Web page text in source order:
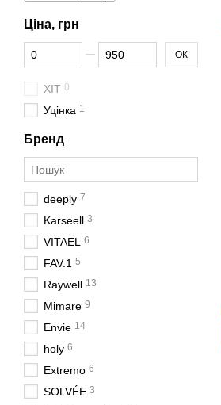
Ціна, грн
Від Ціна, грн
До Ціна, грн ОК
ХІТ 0
Уцінка 1
Бренд
deeply 7
Karseell 3
VITAEL 6
FAV.1 5
Raywell 13
Mimare 9
Envie 14
holy 6
Extremo 6
SOLVÉE 3